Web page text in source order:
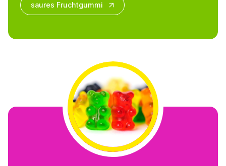
saures Fruchtgummi